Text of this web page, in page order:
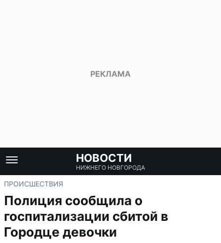
НОВОСТИ
НИЖНЕГО НОВГОРОДА
ПРОИСШЕСТВИЯ
Полиция сообщила о
госпитализации сбитой в
Городце девочки